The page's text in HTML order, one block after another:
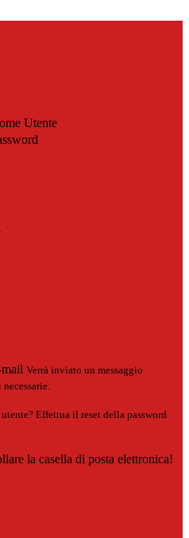
Utente
Verrà inviato un messaggio
Effettua il reset della password
la casella di posta elettronica!